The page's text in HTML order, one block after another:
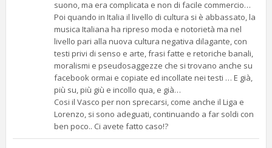
suono, ma era complicata e non di facile commercio…
Poi quando in Italia il livello di cultura si è abbassato, la
musica Italiana ha ripreso moda e notorietà ma nel
livello pari alla nuova cultura negativa dilagante, con
testi privi di senso e arte, frasi fatte e retoriche banali,
moralismi e pseudosaggezze che si trovano anche su
facebook ormai e copiate ed incollate nei testi … E già,
più su, più giù e incollo qua, e già…
Cosi il Vasco per non sprecarsi, come anche il Liga e
Lorenzo, si sono adeguati, continuando a far soldi con
ben poco.. Ci avete fatto caso!?